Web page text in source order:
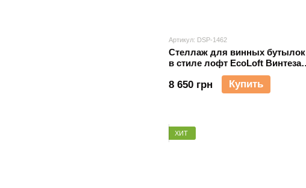
Артикул: DSP-1462
Стеллаж для винных бутылок
в стиле лофт EcoLoft Винтеза
8 650 грн Купить
ХИТ